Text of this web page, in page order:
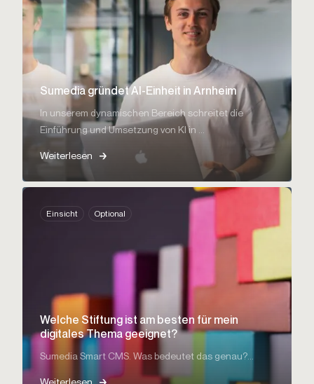
Sumedia gründet AI-Einheit in Arnheim
In unserem dynamischen Bereich schreitet die
Einführung und Umsetzung von KI in ...
Weiterlesen
Einsicht Optional
Welche Stiftung ist am besten für mein
digitales Thema geeignet?
Sumedia Smart CMS. Was bedeutet das genau?...
Weiterlesen